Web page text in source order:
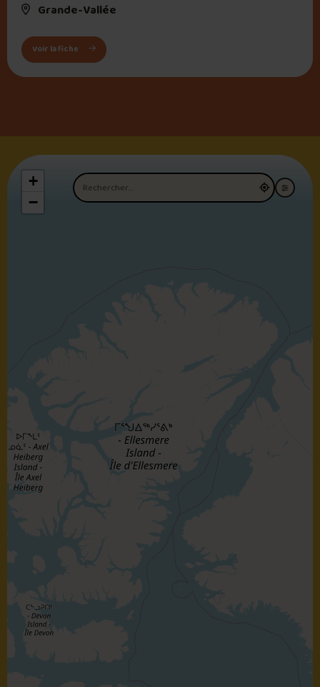
Grande-Vallée
Voir la fiche : La Glacerie cantine/bar laitier
Nom du restaurant
+
−